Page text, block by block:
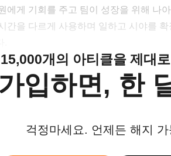
에게 기회를 주고 팀이 성장을 위해 나
간을 다르게 사용하며 일하고 시야를
15,000개의 아티클을 제대
입하면, 한
걱정마세요. 언제든 해지